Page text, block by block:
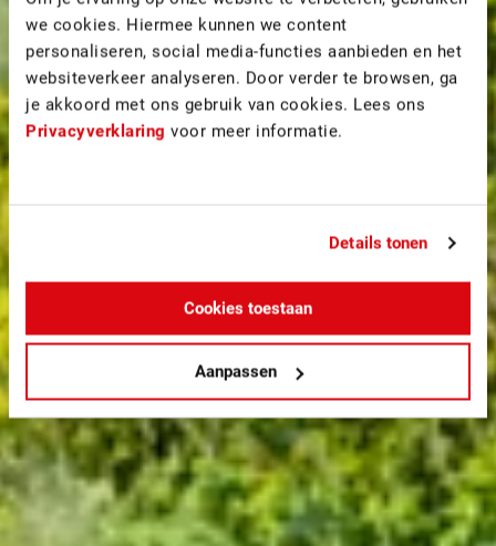
we cookies. Hiermee kunnen we content
personaliseren, social media-functies aanbieden en het
websiteverkeer analyseren. Door verder te browsen, ga
je akkoord met ons gebruik van cookies. Lees ons
Privacyverklaring voor meer informatie.
Details tonen
Cookies toestaan
Aanpassen